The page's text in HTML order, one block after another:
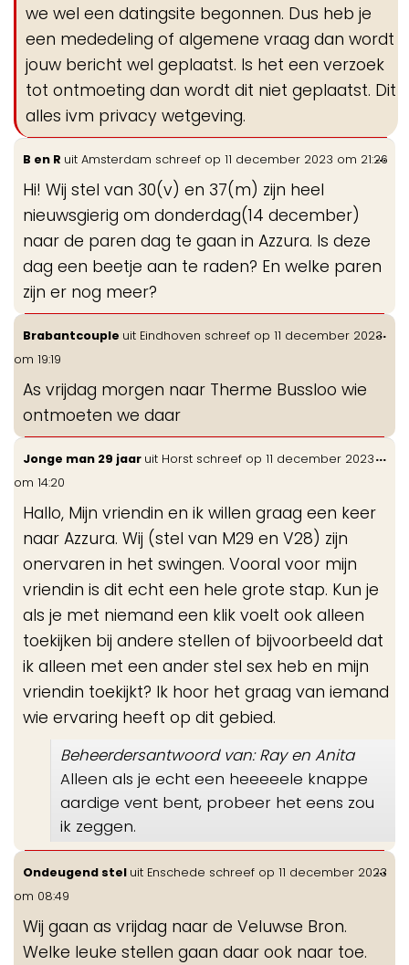
we wel een datingsite begonnen. Dus heb je
een mededeling of algemene vraag dan wordt
jouw bericht wel geplaatst. Is het een verzoek
tot ontmoeting dan wordt dit niet geplaatst. Dit
alles ivm privacy wetgeving.
B en R uit Amsterdam schreef op 11 december 2023 om 21:26
Hi! Wij stel van 30(v) en 37(m) zijn heel
nieuwsgierig om donderdag(14 december)
naar de paren dag te gaan in Azzura. Is deze
dag een beetje aan te raden? En welke paren
zijn er nog meer?
...
Brabantcouple uit Eindhoven schreef op 11 december 2023
om 19:19
As vrijdag morgen naar Therme Bussloo wie
ontmoeten we daar
...
Jonge man 29 jaar uit Horst schreef op 11 december 2023
om 14:20
Hallo, Mijn vriendin en ik willen graag een keer
naar Azzura. Wij (stel van M29 en V28) zijn
onervaren in het swingen. Vooral voor mijn
vriendin is dit echt een hele grote stap. Kun je
als je met niemand een klik voelt ook alleen
toekijken bij andere stellen of bijvoorbeeld dat
ik alleen met een ander stel sex heb en mijn
vriendin toekijkt? Ik hoor het graag van iemand
wie ervaring heeft op dit gebied.
Beheerdersantwoord van: Ray en Anita
Alleen als je echt een heeeeele knappe
aardige vent bent, probeer het eens zou
ik zeggen.
...
Ondeugend stel uit Enschede schreef op 11 december 2023
om 08:49
Wij gaan as vrijdag naar de Veluwse Bron.
Welke leuke stellen gaan daar ook naar toe.
...